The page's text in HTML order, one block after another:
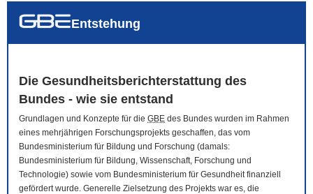
auch in allen Texten suchen (Volltextsuche)
Entstehung
Die Gesundheitsberichterstattung des
Bundes - wie sie entstand
Grundlagen und Konzepte für die GBE des Bundes wurden im Rahmen
eines mehrjährigen Forschungsprojekts geschaffen, das vom
Bundesministerium für Bildung und Forschung (damals:
Bundesministerium für Bildung, Wissenschaft, Forschung und
Technologie) sowie vom Bundesministerium für Gesundheit finanziell
gefördert wurde. Generelle Zielsetzung des Projekts war es, die